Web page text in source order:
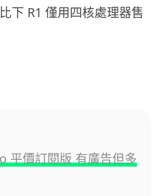
下 R1 僅用四核處理器售
平價訂閱版 有廣告但多